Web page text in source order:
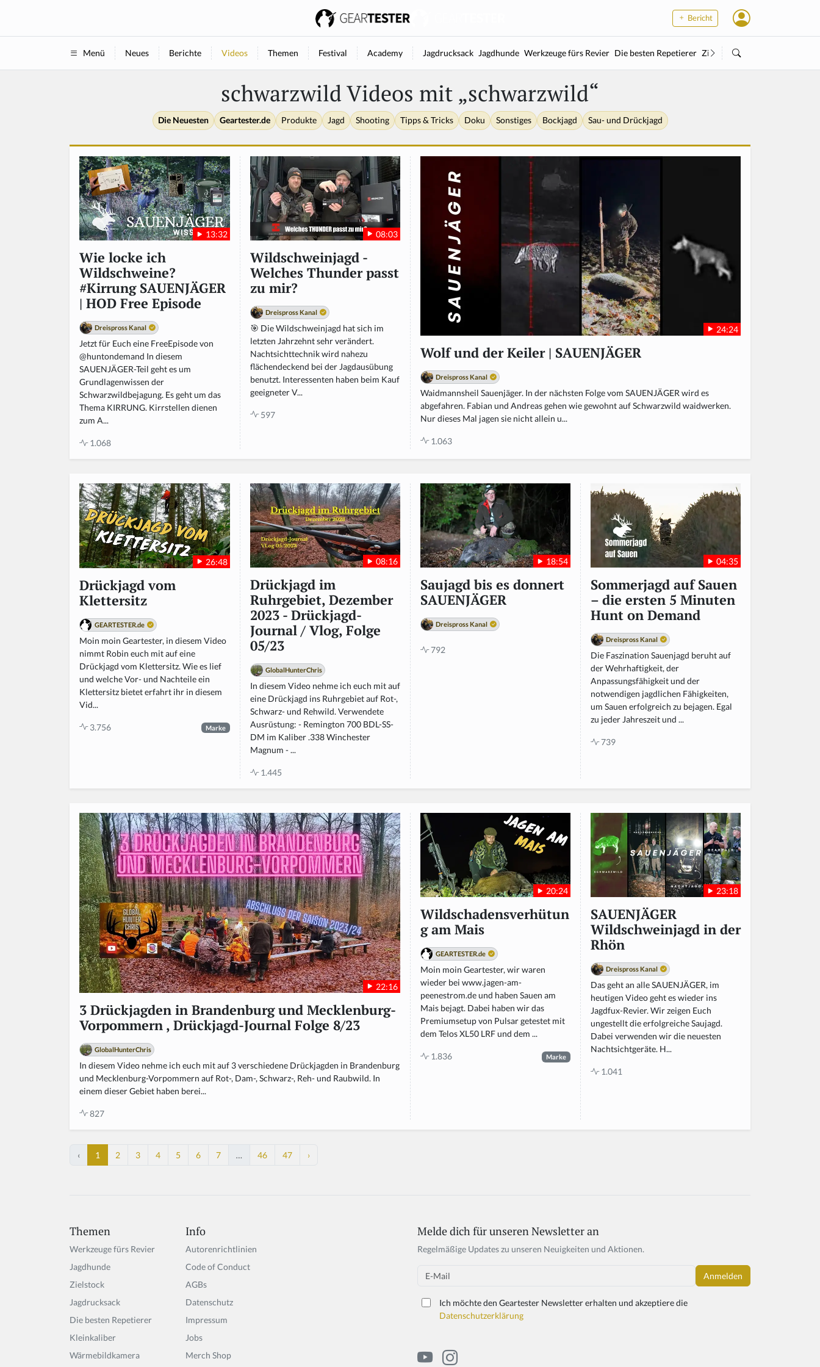
Bericht
Menü Neues Berichte Videos Themen Festival Academy Jagdrucksack Jagdhunde Werkzeuge fürs Revier Die besten Repetierer Zielstock
schwarzwild Videos mit „schwarzwild“
Die Neuesten Geartester.de Produkte Jagd Shooting Tipps & Tricks Doku Sonstiges Bockjagd Sau- und Drückjagd
13:32
Wie locke ich
Wildschweine?
#Kirrung SAUENJÄGER
| HOD Free Episode
Dreispross Kanal
Jetzt für Euch eine FreeEpisode von
@huntondemand In diesem
SAUENJÄGER-Teil geht es um
Grundlagenwissen der
Schwarzwildbejagung. Es geht um das
Thema KIRRUNG. Kirrstellen dienen
zum A...
1.068
08:03
Wildschweinjagd -
Welches Thunder passt
zu mir?
Dreispross Kanal
🎯 Die Wildschweinjagd hat sich im
letzten Jahrzehnt sehr verändert.
Nachtsichttechnik wird nahezu
flächendeckend bei der Jagdausübung
benutzt. Interessenten haben beim Kauf
geeigneter V...
597
24:24
Wolf und der Keiler | SAUENJÄGER
Dreispross Kanal
Waidmannsheil Sauenjäger. In der nächsten Folge vom SAUENJÄGER wird es
abgefahren. Fabian und Andreas gehen wie gewohnt auf Schwarzwild waidwerken.
Nur dieses Mal jagen sie nicht allein u...
1.063
26:48
Drückjagd vom
Klettersitz
GEARTESTER.de
Moin moin Geartester, in diesem Video
nimmt Robin euch mit auf eine
Drückjagd vom Klettersitz. Wie es lief
und welche Vor- und Nachteile ein
Klettersitz bietet erfahrt ihr in diesem
Vid...
3.756 Marke
08:16
Drückjagd im
Ruhrgebiet, Dezember
2023 - Drückjagd-
Journal / Vlog, Folge
05/23
GlobalHunterChris
In diesem Video nehme ich euch mit auf
eine Drückjagd ins Ruhrgebiet auf Rot-,
Schwarz- und Rehwild. Verwendete
Ausrüstung: - Remington 700 BDL-SS-
DM im Kaliber .338 Winchester
Magnum - ...
1.445
18:54
Saujagd bis es donnert
SAUENJÄGER
Dreispross Kanal
792
04:35
Sommerjagd auf Sauen
– die ersten 5 Minuten
Hunt on Demand
Dreispross Kanal
Die Faszination Sauenjagd beruht auf
der Wehrhaftigkeit, der
Anpassungsfähigkeit und der
notwendigen jagdlichen Fähigkeiten,
um Sauen erfolgreich zu bejagen. Egal
zu jeder Jahreszeit und ...
739
22:16
3 Drückjagden in Brandenburg und Mecklenburg-
Vorpommern , Drückjagd-Journal Folge 8/23
GlobalHunterChris
In diesem Video nehme ich euch mit auf 3 verschiedene Drückjagden in Brandenburg
und Mecklenburg-Vorpommern auf Rot-, Dam-, Schwarz-, Reh- und Raubwild. In
einem dieser Gebiet haben berei...
827
20:24
Wildschadensverhütun
g am Mais
GEARTESTER.de
Moin moin Geartester, wir waren
wieder bei www.jagen-am-
peenestrom.de und haben Sauen am
Mais bejagt. Dabei haben wir das
Premiumsetup von Pulsar getestet mit
dem Telos XL50 LRF und dem ...
1.836 Marke
23:18
SAUENJÄGER
Wildschweinjagd in der
Rhön
Dreispross Kanal
Das geht an alle SAUENJÄGER, im
heutigen Video geht es wieder ins
Jagdfux-Revier. Wir zeigen Euch
ungestellt die erfolgreiche Saujagd.
Dabei verwenden wir die neuesten
Nachtsichtgeräte. H...
1.041
‹ 1 2 3 4 5 6 7 … 46 47 ›
Themen
Werkzeuge fürs Revier
Jagdhunde
Zielstock
Jagdrucksack
Die besten Repetierer
Kleinkaliber
Wärmebildkamera
Info
Autorenrichtlinien
Code of Conduct
AGBs
Datenschutz
Impressum
Jobs
Merch Shop
Melde dich für unseren Newsletter an
Regelmäßige Updates zu unseren Neuigkeiten und Aktionen.
Email
Ich möchte den Geartester Newsletter erhalten und akzeptiere die
Datenschutzerklärung